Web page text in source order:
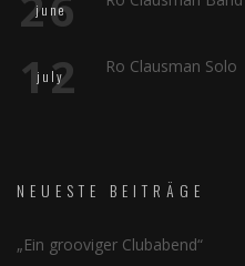
june
12
july Ro Clausman Solo
NEUESTE BEITRÄGE
„Ein grooviger Clubabend“